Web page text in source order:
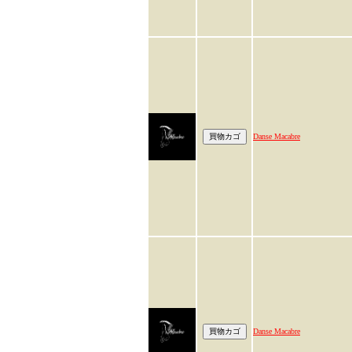
Danse Macabre
Danse Macabre